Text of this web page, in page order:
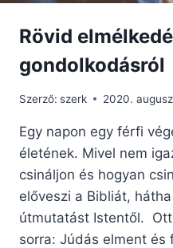
Rövid
gondolkodásról
Szerző: szerk 2020.
Egy napon egy férfi
életének. Mivel nem
csináljon és hogyan
előveszi a Bibliát,
útmutatást Istentől.
sorra: Júdás elment és